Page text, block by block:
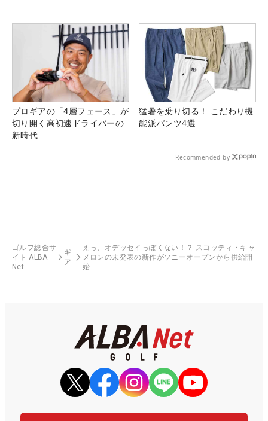
プロギアの「4層フェース」が
切り開く高初速ドライバーの
新時代
猛暑を乗り切る！ こだわり機
能派パンツ4選
Recommended by
ゴルフ総合サ
イト ALBA
Net
ギ
ア
えっ、オデッセイっぽくない！？ スコッティ・キャ
メロンの未発表の新作がソニーオープンから供給開
始